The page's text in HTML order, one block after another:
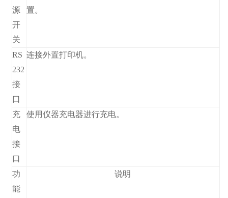
源
开
关
置。
RS
232
接
口
连接外置打印机。
充
电
接
口
使用仪器充电器进行充电。
功
能
说明